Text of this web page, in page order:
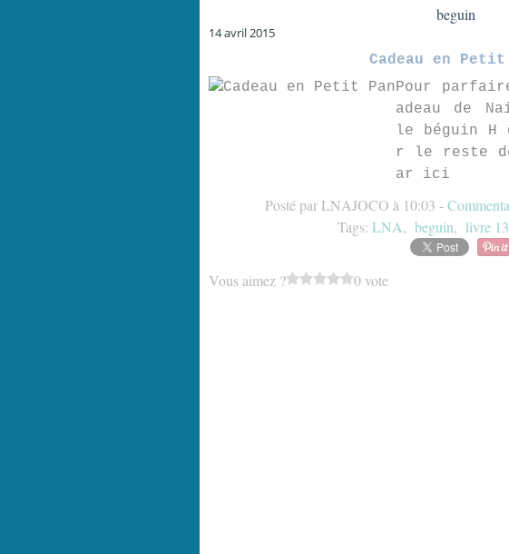
beguin
14 avril 2015
Cadeau en Petit
Pour
adeau de
le béguin
r le reste
ar ici
Posté par LNAJOCO à 10:03 -
Tags: LNA, beguin, livre 13
Vous aimez ? 0 vote